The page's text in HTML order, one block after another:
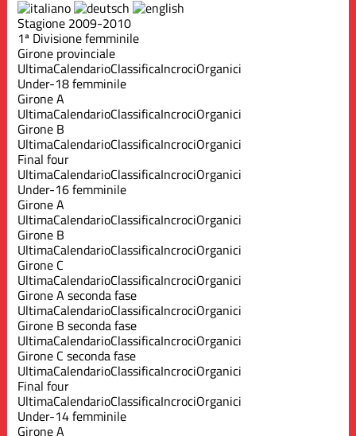
Stagione 2009-2010
1ª Divisione femminile
Girone provinciale
UltimaCalendarioClassificaIncrociOrganici
Under-18 femminile
Girone A
UltimaCalendarioClassificaIncrociOrganici
Girone B
UltimaCalendarioClassificaIncrociOrganici
Final four
UltimaCalendarioClassificaIncrociOrganici
Under-16 femminile
Girone A
UltimaCalendarioClassificaIncrociOrganici
Girone B
UltimaCalendarioClassificaIncrociOrganici
Girone C
UltimaCalendarioClassificaIncrociOrganici
Girone A seconda fase
UltimaCalendarioClassificaIncrociOrganici
Girone B seconda fase
UltimaCalendarioClassificaIncrociOrganici
Girone C seconda fase
UltimaCalendarioClassificaIncrociOrganici
Final four
UltimaCalendarioClassificaIncrociOrganici
Under-14 femminile
Girone A